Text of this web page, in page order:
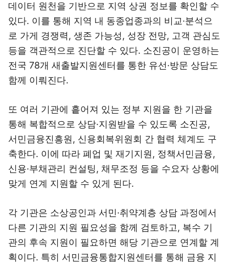
데이터 원천을 기반으로 지역 상권 정보를 확인할 수
있다. 이를 통해 지역 내 동종업종과의 비교·분석으
로 가게 경쟁력, 생존 가능성, 성장 전망, 고객 관심도
등을 객관적으로 진단할 수 있다. 소진공이 운영하는
전국 78개 새출발지원센터를 통한 유선·방문 상담도
함께 이뤄진다.
또 여러 기관에 흩어져 있는 정부 지원을 한 기관을
통해 복합적으로 상담·지원받을 수 있도록 소진공,
서민금융진흥원, 신용회복위원회 간 협력 체계도 구
축한다. 이에 따라 폐업 및 재기지원, 정책서민금융,
신용·부채관리 컨설팅, 채무조정 등을 수요자 상황에
맞게 연계 지원할 수 있게 된다.
각 기관은 소상공인과 서민·취약계층 상담 과정에서
다른 기관의 지원 필요성을 함께 검토하고, 복수 기
관의 후속 지원이 필요하면 해당 기관으로 연계할 계
획이다. 특히 서민금융통합지원센터를 통해 금융 지